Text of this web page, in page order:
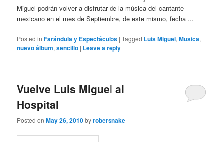
Miguel podrán volver a disfrutar de la música del cantante
mexicano en el mes de Septiembre, de este mismo, fecha ...
Posted in Farándula y Espectáculos |Tagged Luis Miguel,Musica,
nuevo álbum,sencillo | Leave a reply
Vuelve Luis Miguel al
Hospital
Posted onMay 26, 2010byrobersnake